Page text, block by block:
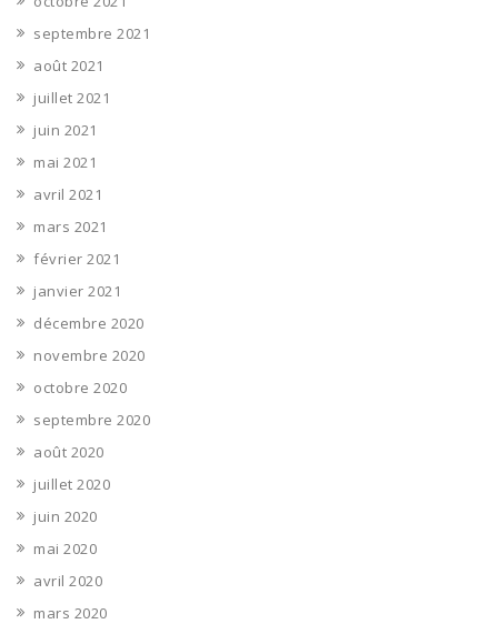
septembre 2021
août 2021
juillet 2021
juin 2021
mai 2021
avril 2021
mars 2021
février 2021
janvier 2021
décembre 2020
novembre 2020
octobre 2020
septembre 2020
août 2020
juillet 2020
juin 2020
mai 2020
avril 2020
mars 2020